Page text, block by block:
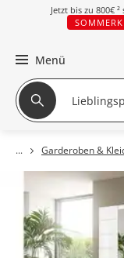
Jetzt bis zu 800€ ²
Menü
Garderoben &